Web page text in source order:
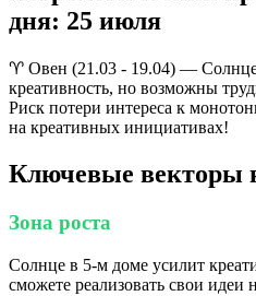
дня: 25 июля
♈️ Овен (21.03 - 19.04) —
креативность, но возможны
Риск потери интереса к
на креативных инициативах!
Ключевые векторы
Зона роста
Солнце в 5-м доме усилит
сможете реализовать свои идеи